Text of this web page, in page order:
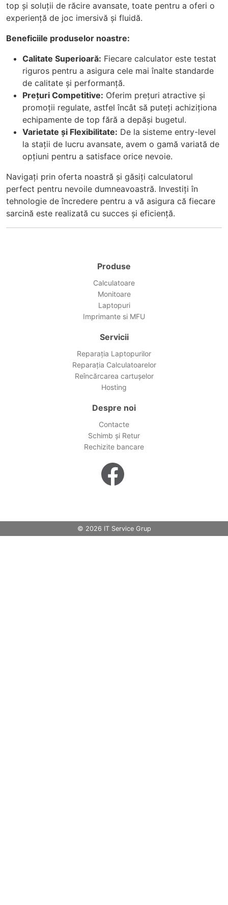
top și soluții de răcire avansate, toate pentru a oferi o
experiență de joc imersivă și fluidă.
Beneficiile produselor noastre:
Calitate Superioară: Fiecare calculator este testat
riguros pentru a asigura cele mai înalte standarde
de calitate și performanță.
Prețuri Competitive: Oferim prețuri atractive și
promoții regulate, astfel încât să puteți achiziționa
echipamente de top fără a depăși bugetul.
Varietate și Flexibilitate: De la sisteme entry-level
la stații de lucru avansate, avem o gamă variată de
opțiuni pentru a satisface orice nevoie.
Navigați prin oferta noastră și găsiți calculatorul
perfect pentru nevoile dumneavoastră. Investiți în
tehnologie de încredere pentru a vă asigura că fiecare
sarcină este realizată cu succes și eficiență.
Produse
Calculatoare
Monitoare
Laptopuri
Imprimante si MFU
Servicii
Reparația Laptopurilor
Reparația Calculatoarelor
Reîncărcarea cartușelor
Hosting
Despre noi
Contacte
Schimb și Retur
Rechizite bancare
© 2026 IT Service Grup